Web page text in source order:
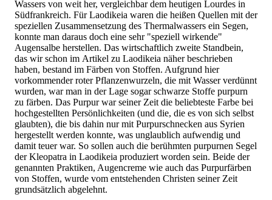
Wassers von weit her, vergleichbar dem heutigen Lourdes in
Südfrankreich. Für Laodikeia waren die heißen Quellen mit der
speziellen Zusammensetzung des Thermalwassers ein Segen,
konnte man daraus doch eine sehr "speziell wirkende"
Augensalbe herstellen. Das wirtschaftlich zweite Standbein,
das wir schon im Artikel zu Laodikeia näher beschrieben
haben, bestand im Färben von Stoffen. Aufgrund hier
vorkommender roter Pflanzenwurzeln, die mit Wasser verdünnt
wurden, war man in der Lage sogar schwarze Stoffe purpurn
zu färben. Das Purpur war seiner Zeit die beliebteste Farbe bei
hochgestellten Persönlichkeiten (und die, die es von sich selbst
glaubten), die bis dahin nur mit Purpurschnecken aus Syrien
hergestellt werden konnte, was unglaublich aufwendig und
damit teuer war. So sollen auch die berühmten purpurnen Segel
der Kleopatra in Laodikeia produziert worden sein. Beide der
genannten Praktiken, Augencreme wie auch das Purpurfärben
von Stoffen, wurde vom entstehenden Christen seiner Zeit
grundsätzlich abgelehnt.